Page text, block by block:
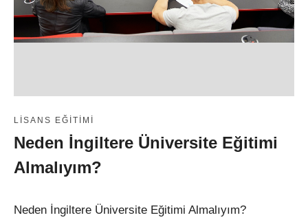
LISANS EĞITIMI
Neden İngiltere Üniversite Eğitimi
Almalıyım?
Neden İngiltere Üniversite Eğitimi Almalıyım?